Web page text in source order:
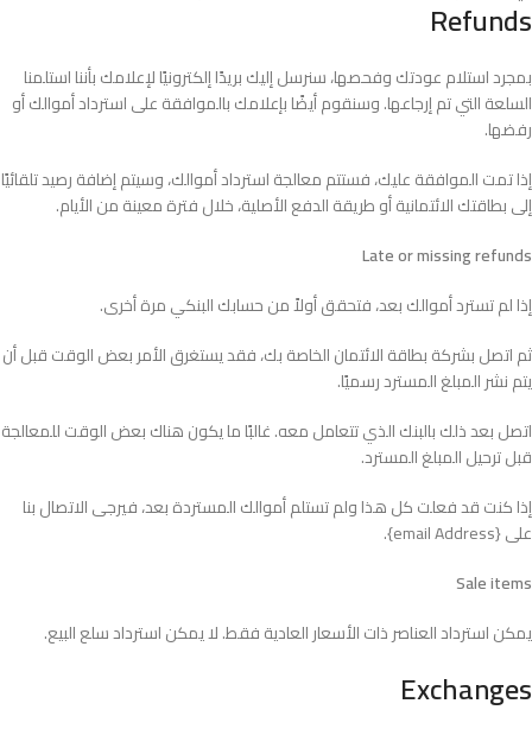
Refunds
بمجرد استلام عودتك وفحصها، سنرسل إليك بريدًا إلكترونيًا لإعلامك بأننا استلمنا
السلعة التي تم إرجاعها. وسنقوم أيضًا بإعلامك بالموافقة على استرداد أموالك أو
رفضها.
إذا تمت الموافقة عليك، فستتم معالجة استرداد أموالك، وسيتم إضافة رصيد تلقائيًا
إلى بطاقتك الائتمانية أو طريقة الدفع الأصلية، خلال فترة معينة من الأيام.
Late or missing refunds
إذا لم تسترد أموالك بعد، فتحقق أولاً من حسابك البنكي مرة أخرى.
ثم اتصل بشركة بطاقة الائتمان الخاصة بك، فقد يستغرق الأمر بعض الوقت قبل أن
يتم نشر المبلغ المسترد رسميًا.
اتصل بعد ذلك بالبنك الذي تتعامل معه. غالبًا ما يكون هناك بعض الوقت للمعالجة
قبل ترحيل المبلغ المسترد.
إذا كنت قد فعلت كل هذا ولم تستلم أموالك المستردة بعد، فيرجى الاتصال بنا
على {email Address}.
Sale items
يمكن استرداد العناصر ذات الأسعار العادية فقط. لا يمكن استرداد سلع البيع.
Exchanges